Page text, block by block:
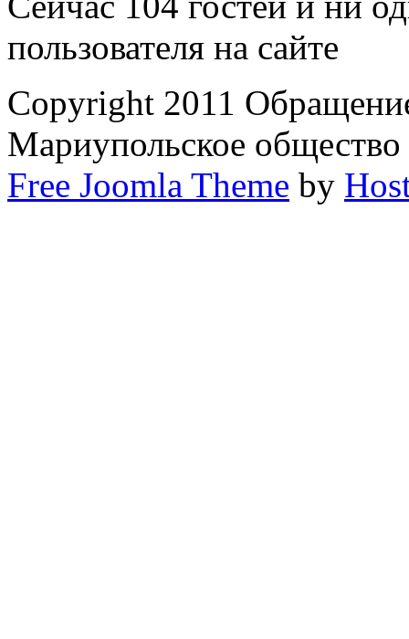
пользователя на сайте
Copyright 2011
Мариупольское
Free Joomla Theme by